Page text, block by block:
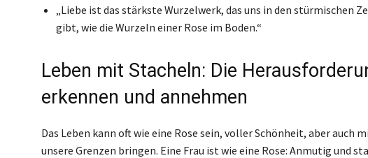
„Liebe ist das stärkste Wurzelwerk, das uns in den stürmischen
gibt, wie die Wurzeln einer Rose im Boden.“
Leben mit Stacheln: Die
erkennen und annehmen
Das Leben kann oft wie eine Rose sein, voller Schönheit, aber auch
unsere Grenzen bringen. Eine Frau ist wie eine Rose: Anmutig und